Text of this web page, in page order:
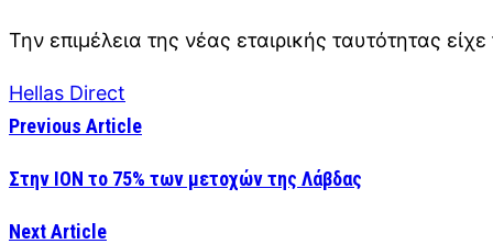
Την επιμέλεια της νέας εταιρικής ταυτότητας
Hellas Direct
Previous Article
Στην ΙΟΝ το 75% των μετοχών της Λάβδας
Next Article